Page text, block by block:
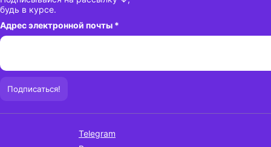
будь в курсе.
Адрес электронной почты *
Telegram